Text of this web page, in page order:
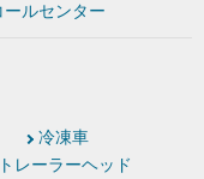
ールセンター
冷凍車
トレーラーヘッド